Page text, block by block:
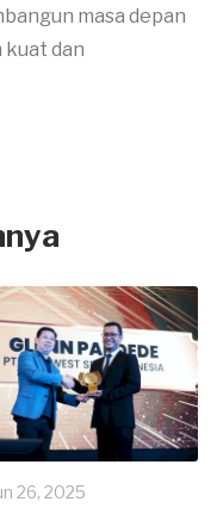
masa depan
dan
26, 2025